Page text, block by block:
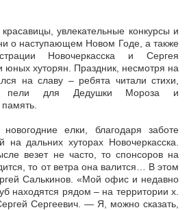
увлекательные конкурсы и
о наступающем Новом Годе, а также
Новочеркасска и Сергея
юных хуторян. Праздник, несмотря на
на славу – ребята читали стихи,
пели для Дедушки Мороза и
елки, благодаря заботе
на дальних хуторах Новочеркасска.
везет не часто, то спонсоров на
то от ветра она валится… В этом
Салькинов. «Мой офис и недавно
находятся рядом – на территории х.
Сергеевич. — Я, можно сказать,